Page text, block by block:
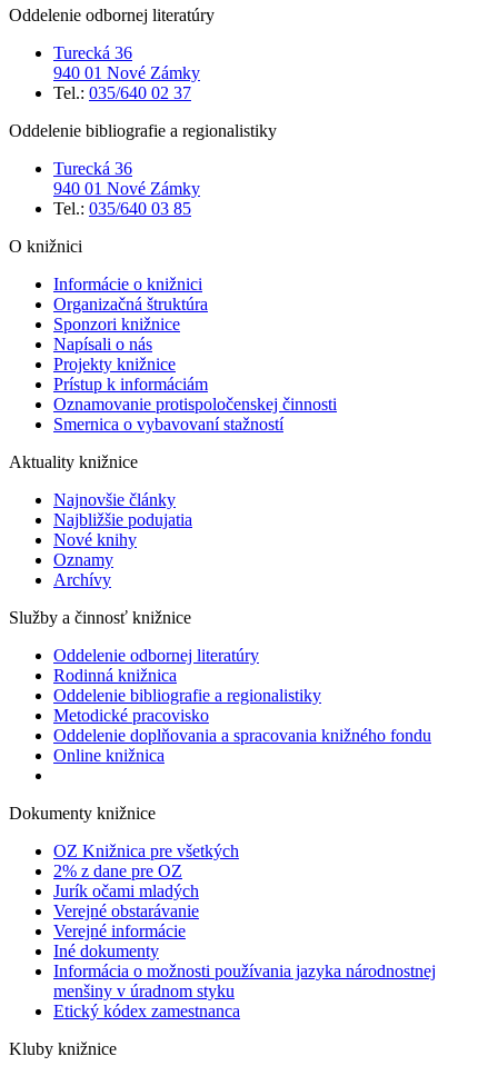
Oddelenie odbornej literatúry
Turecká 36
940 01 Nové Zámky
Tel.: 035/640 02 37
Oddelenie bibliografie a regionalistiky
Turecká 36
940 01 Nové Zámky
Tel.: 035/640 03 85
O knižnici
Informácie o knižnici
Organizačná štruktúra
Sponzori knižnice
Napísali o nás
Projekty knižnice
Prístup k informáciám
Oznamovanie protispoločenskej činnosti
Smernica o vybavovaní stažností
Aktuality knižnice
Najnovšie články
Najbližšie podujatia
Nové knihy
Oznamy
Archívy
Služby a činnosť knižnice
Oddelenie odbornej literatúry
Rodinná knižnica
Oddelenie bibliografie a regionalistiky
Metodické pracovisko
Oddelenie doplňovania a spracovania knižného fondu
Online knižnica
Dokumenty knižnice
OZ Knižnica pre všetkých
2% z dane pre OZ
Jurík očami mladých
Verejné obstarávanie
Verejné informácie
Iné dokumenty
Informácia o možnosti používania jazyka národnostnej
menšiny v úradnom styku
Etický kódex zamestnanca
Kluby knižnice